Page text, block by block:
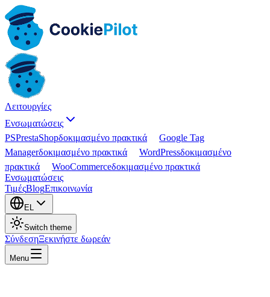
Λειτουργίες
Ενσωματώσεις
PSPrestaShopδοκιμασμένο πρακτικά
Google Tag
Managerδοκιμασμένο πρακτικά WordPressδοκιμασμένο
πρακτικά
WooCommerceδοκιμασμένο πρακτικά
Ενσωματώσεις
ΤιμέςBlogΕπικοινωνία
EL
Switch theme
ΣύνδεσηΞεκινήστε δωρεάν
Menu